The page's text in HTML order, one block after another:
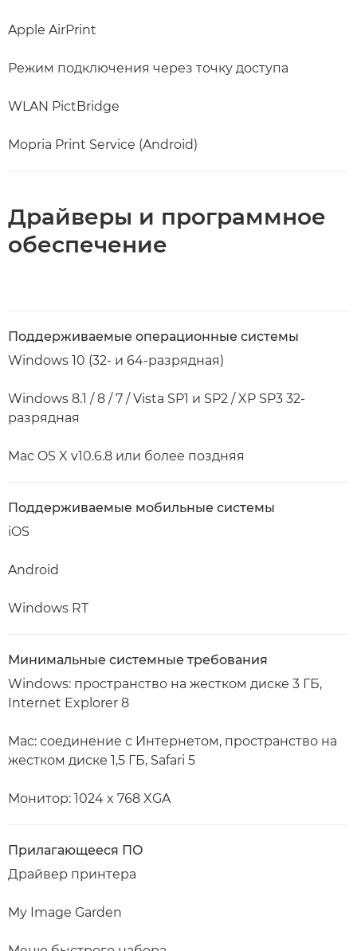
Apple AirPrint
Режим подключения через точку доступа
WLAN PictBridge
Mopria Print Service (Android)
Драйверы и программное
обеспечение
Поддерживаемые операционные системы
Windows 10 (32- и 64-разрядная)
Windows 8.1 / 8 / 7 / Vista SP1 и SP2 / XP SP3 32-
разрядная
Mac OS X v10.6.8 или более поздняя
Поддерживаемые мобильные системы
iOS
Android
Windows RT
Минимальные системные требования
Windows: пространство на жестком диске 3 ГБ,
Internet Explorer 8
Mac: соединение с Интернетом, пространство на
жестком диске 1,5 ГБ, Safari 5
Монитор: 1024 x 768 XGA
Прилагающееся ПО
Драйвер принтера
My Image Garden